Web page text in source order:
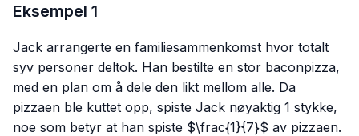
Eksempel 1
Jack arrangerte en familiesammenkomst hvor totalt
syv personer deltok. Han bestilte en stor baconpizza,
med en plan om å dele den likt mellom alle. Da
pizzaen ble kuttet opp, spiste Jack nøyaktig 1 stykke,
noe som betyr at han spiste $\frac{1}{7}$ av pizzaen.